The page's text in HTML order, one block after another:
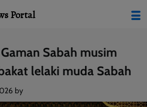
Sabah musim
lelaki muda Sabah
by
Portal